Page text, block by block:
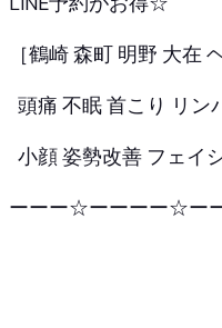
［鶴崎 森町 明野 大在
頭痛 不眠 首こり リン
小顔 姿勢改善 フェイ
ーーー☆ーーーー☆ー